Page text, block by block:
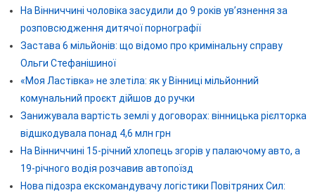
На Вінниччині чоловіка засудили до 9 років ув’язнення за
розповсюдження дитячої порнографії
Застава 6 мільйонів: що відомо про кримінальну справу
Ольги Стефанішиної
«Моя Ластівка» не злетіла: як у Вінниці мільйонний
комунальний проєкт дійшов до ручки
Занижувала вартість землі у договорах: вінницька рієлторка
відшкодувала понад 4,6 млн грн
На Вінниччині 15-річний хлопець згорів у палаючому авто, а
19-річного водія розчавив автопоїзд
Нова підозра екскомандувачу логістики Повітряних Сил: